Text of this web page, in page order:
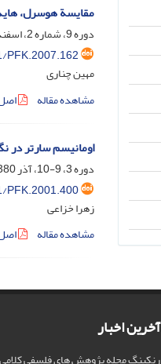
مقایسة هوسرل،
دوره 9، شماره 2، اسفند 1386، صفحه
PFK.2007.162
مهین چناری
مشاهده مقاله
اومانیسم سارتر در
دوره 3، 9-10، آذر 1380، صفحه
PFK.2001.400
زهرا خزاعی
مشاهده مقاله
آخرین اخبار